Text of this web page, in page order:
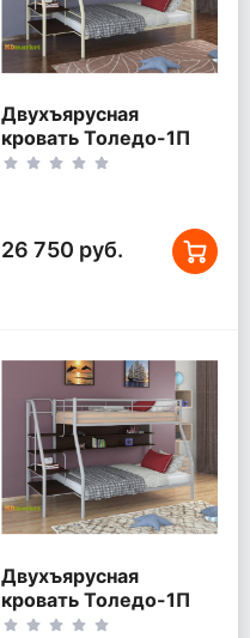
Двухъярусная
кровать Толедо-1П
Слоновая кость/Венге
26 750 руб.
Двухъярусная
кровать Толедо-1П
Серый/Венге